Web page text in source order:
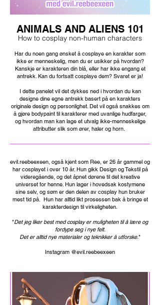
ANIMALS AND ALIENS 101
How to cosplay non-human characters
Har du noen gang ønsket å cosplaye en karakter som
ikke er menneskelig, men du er usikker på hvordan?
Kanskje er karakteren din blå, eller har ikke engang et
antrekk. Kan du fortsatt cosplaye dem? Svaret er ja!
I dette panelet vil det dykkes ned i hvordan du kan
designe dine egne antrekk basert på en karakters
originale design og personlighet. Det vil også snakkes om
å gjøre bodypaint til karakterer med uvanlige hudfarger,
og hvordan man kan lage et utvalg ikke-menneskelige
attributter slik som ører, haler og horn.
evil.reebeexeen, også kjent som Ree, er 26 år gammel og
har cosplayet i over 10 år. Hun gikk Design og Tekstil på
videregående, og det åpnet dørene til det kreative
universet for henne. Hun lager i hovedsak kostymene
sine selv, og søm er den delen av cosplay hun bruker
mest tid på. Hun har alltid likt prosessen bak å bringe et
karakterdesign til virkeligheten.
"Det jeg liker best med cosplay er muligheten til å lære og
fordype seg i nye felt.
Det er alltid nye materialer og teknikker å utforske."
Instagram @evil.reebeexeen